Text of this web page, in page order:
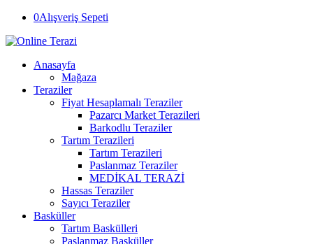
0Alışveriş Sepeti
Anasayfa
Mağaza
Teraziler
Fiyat Hesaplamalı Teraziler
Pazarcı Market Terazileri
Barkodlu Teraziler
Tartım Terazileri
Tartım Terazileri
Paslanmaz Teraziler
MEDİKAL TERAZİ
Hassas Teraziler
Sayıcı Teraziler
Basküller
Tartım Baskülleri
Paslanmaz Basküller